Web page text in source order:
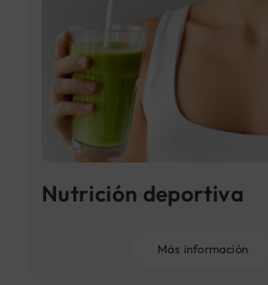
Nutrición deportiva
Más información